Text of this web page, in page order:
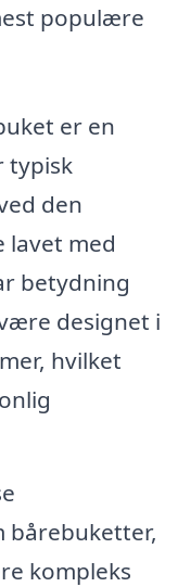
populære
er en
typisk
den
lavet med
betydning
designet i
hvilket
bårebuketter,
kompleks